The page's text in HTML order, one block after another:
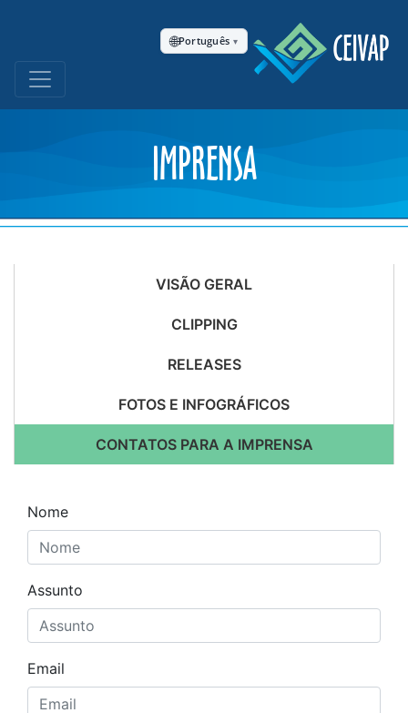
🌐Português ▾
IMPRENSA
VISÃO GERAL
CLIPPING
RELEASES
FOTOS E INFOGRÁFICOS
CONTATOS PARA A IMPRENSA
Nome
Assunto
Email